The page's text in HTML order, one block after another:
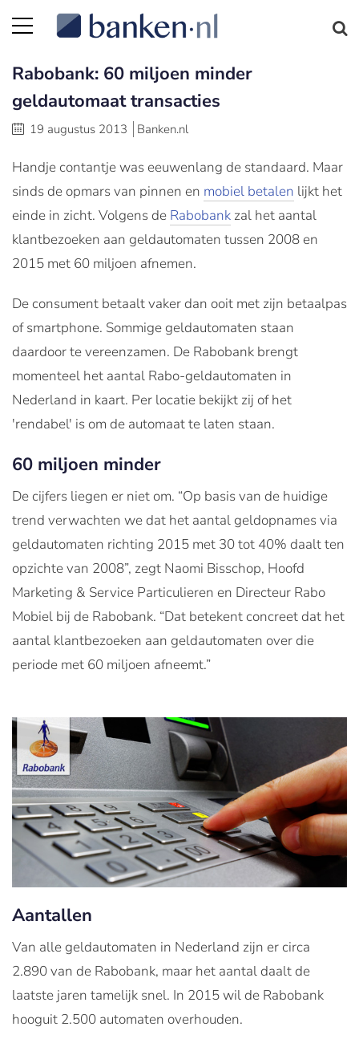
Rabobank: 60 miljoen minder
geldautomaat transacties
19 augustus 2013 Banken.nl
Handje contantje was eeuwenlang de standaard. Maar
sinds de opmars van pinnen en mobiel betalen lijkt het
einde in zicht. Volgens de Rabobank zal het aantal
klantbezoeken aan geldautomaten tussen 2008 en
2015 met 60 miljoen afnemen.
De consument betaalt vaker dan ooit met zijn betaalpas
of smartphone. Sommige geldautomaten staan
daardoor te vereenzamen. De Rabobank brengt
momenteel het aantal Rabo-geldautomaten in
Nederland in kaart. Per locatie bekijkt zij of het
'rendabel' is om de automaat te laten staan.
60 miljoen minder
De cijfers liegen er niet om. “Op basis van de huidige
trend verwachten we dat het aantal geldopnames via
geldautomaten richting 2015 met 30 tot 40% daalt ten
opzichte van 2008”, zegt Naomi Bisschop, Hoofd
Marketing & Service Particulieren en Directeur Rabo
Mobiel bij de Rabobank. “Dat betekent concreet dat het
aantal klantbezoeken aan geldautomaten over die
periode met 60 miljoen afneemt.”
Aantallen
Van alle geldautomaten in Nederland zijn er circa
2.890 van de Rabobank, maar het aantal daalt de
laatste jaren tamelijk snel. In 2015 wil de Rabobank
hooguit 2.500 automaten overhouden.